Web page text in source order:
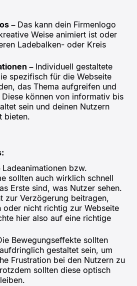
– Das kann dein Firmenlogo
Weise animiert ist oder
Ladebalken- oder Kreis
– Individuell gestaltete
spezifisch für die Webseite
das Thema aufgreifen und
Diese können von informativ bis
sein und deinen Nutzern
bieten.
Ladeanimationen bzw.
sollten auch wirklich schnell
Erste sind, was Nutzer sehen.
zur Verzögerung beitragen,
oder nicht richtig zur Webseite
hier also auf eine richtige
Bewegungseffekte sollten
gestaltet sein, um
Frustration bei den Nutzern zu
sollten diese optisch